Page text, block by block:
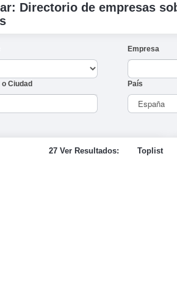
Directorio de empresas
Empresa
Ciudad País
27 Ver Resultados: Toplist